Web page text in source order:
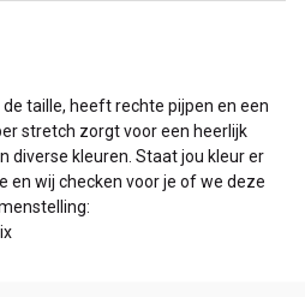
taille, heeft rechte pijpen en een
stretch zorgt voor een heerlijk
diverse kleuren. Staat jou kleur er
en wij checken voor je of we deze